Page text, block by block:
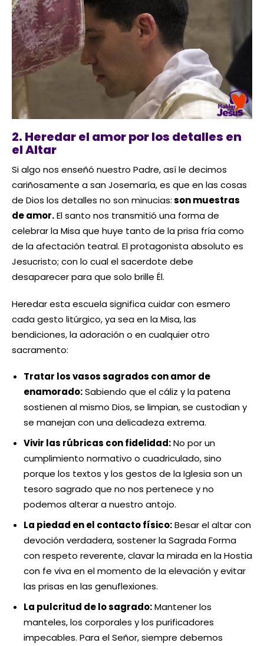
2. Heredar el amor por los detalles en
el Altar
Si algo nos enseñó nuestro Padre, así le decimos
cariñosamente a san Josemaría, es que en las cosas
de Dios los detalles no son minucias:son muestras
de amor.El santo nos transmitió una forma de
celebrar la Misa que huye tanto de la prisa fría como
de la afectación teatral. El protagonista absoluto es
Jesucristo; con lo cual el sacerdote debe
desaparecer para que solo brille Él.
Heredar esta escuela significa cuidar con esmero
cada gesto litúrgico, ya sea en la Misa, las
bendiciones, la adoración o en cualquier otro
sacramento:
Tratar los vasos sagrados con amor de
enamorado:Sabiendo que el cáliz y la patena
sostienen al mismo Dios, se limpian, se custodian y
se manejan con una delicadeza extrema.
Vivir las rúbricas con fidelidad:No por un
cumplimiento normativo o cuadriculado, sino
porque los textos y los gestos de la Iglesia son un
tesoro sagrado que no nos pertenece y no
podemos alterar a nuestro antojo.
La piedad en el contacto físico:Besar el altar con
devoción verdadera, sostener la Sagrada Forma
con respeto reverente, clavar la mirada en la Hostia
con fe viva en el momento de la elevación y evitar
las prisas en las genuflexiones.
La pulcritud de lo sagrado:Mantener los
manteles, los corporales y los purificadores
impecables. Para el Señor, siempre debemos